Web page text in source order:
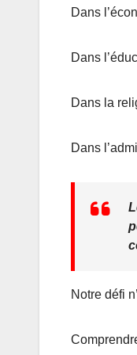
Dans
Dans
Dans la
Dans
Notre défi